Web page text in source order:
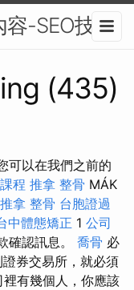
-SEO技術
(435)
可以在我們之前的
程 推拿 整骨 MÁK
推拿 整骨 台胞證過
中體態矯正 1 公司
確認訊息。 喬骨 必
券交易所，就必須
裡有幾個人，你應該